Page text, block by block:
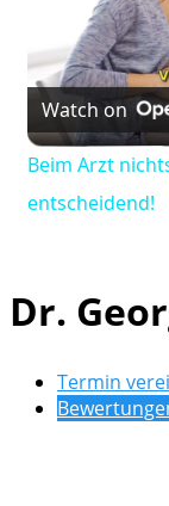
Watch on
Beim Arzt
entscheidend!
Dr.
Termin